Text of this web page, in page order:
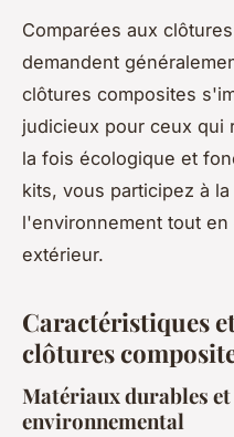
Comparées aux
demandent
clôtures composites
judicieux pour ceux qui
la fois écologique et
kits, vous participez à
l'environnement tout
extérieur.
Caractéristiques
clôtures
Matériaux durables
environnemental